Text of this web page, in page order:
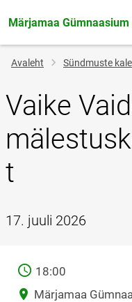
Märjamaa Gümnaasium
Jälglink
Avaleht Sündmuste
Vaike
t
17. juuli 2026
AEG18:00
Asukoht
Märjamaa